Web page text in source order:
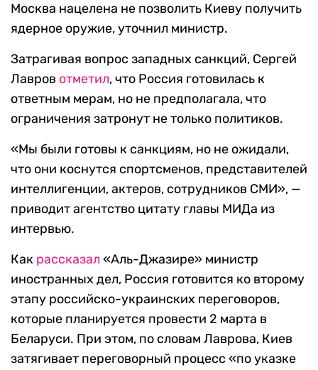
Москва нацелена не позволить Киеву получить
ядерное оружие, уточнил министр.
Затрагивая вопрос западных санкций, Сергей
Лавров отметил, что Россия готовилась к
ответным мерам, но не предполагала, что
ограничения затронут не только политиков.
«Мы были готовы к санкциям, но не ожидали,
что они коснутся спортсменов, представителей
интеллигенции, актеров, сотрудников СМИ», —
приводит агентство цитату главы МИДа из
интервью.
Как рассказал «Аль-Джазире» министр
иностранных дел, Россия готовится ко второму
этапу российско-украинских переговоров,
которые планируется провести 2 марта в
Беларуси. При этом, по словам Лаврова, Киев
затягивает переговорный процесс «по указке